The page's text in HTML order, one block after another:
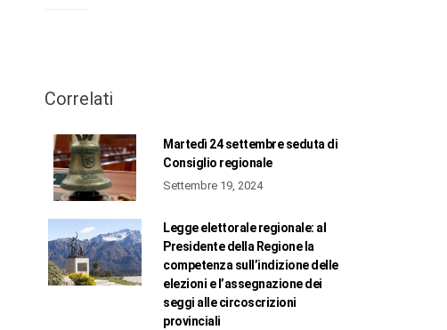
Correlati
Martedì 24 settembre seduta di
Consiglio regionale
Settembre 19, 2024
Legge elettorale regionale: al
Presidente della Regione la
competenza sull’indizione delle
elezioni e l’assegnazione dei
seggi alle circoscrizioni
provinciali